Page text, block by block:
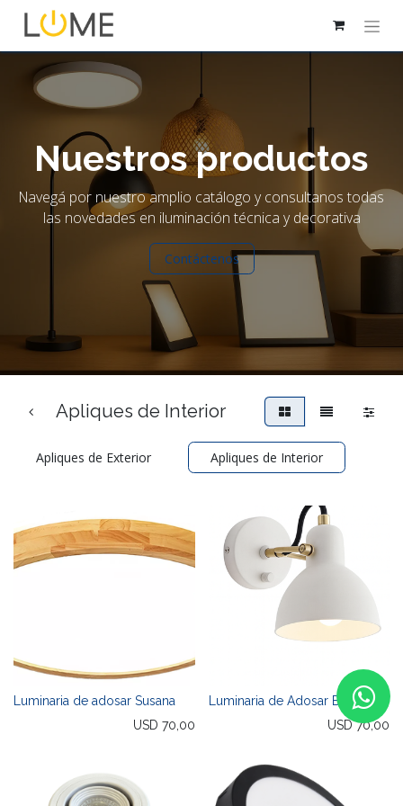
Nuestros productos
Navegá por nuestro amplio catálogo y consultanos todas
las novedades en iluminación técnica y decorativa
Contáctenos
Apliques de Interior
Apliques de Exterior Apliques de Interior
Luminaria de adosar Susana
USD 70,00
Luminaria de Adosar Belén
USD70,00